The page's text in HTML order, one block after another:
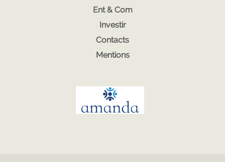
Ent & Com
Investir
Contacts
Mentions